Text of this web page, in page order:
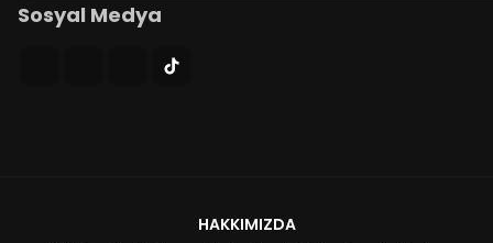
Sosyal Medya
HAKKIMIZDA